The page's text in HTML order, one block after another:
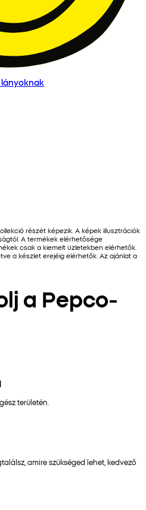
részét képezik. A képek illusztrációk
A termékek elérhetősége
csak a kiemelt üzletekben elérhetők.
a készlet erejéig elérhetők. Az ajánlat a
a Pepco-
területén.
amire szükséged lehet, kedvező